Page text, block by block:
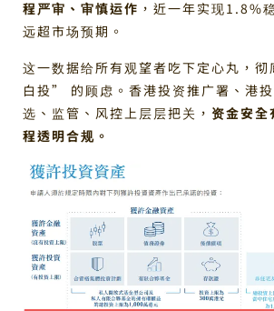
程严审、审慎运作 ，近一年实现1.8%
远超市场预期。
这一数据给所有观望者吃下定心丸，
白投” 的顾虑。香港投资推广署、港
选、监管、风控上层层把关， 资金安全
程透明合规。